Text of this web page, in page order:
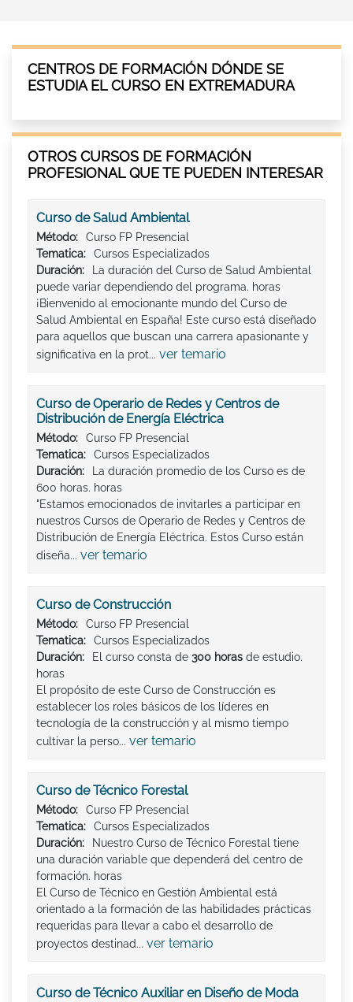
CENTROS DE FORMACIÓN DÓNDE SE
ESTUDIA EL CURSO EN EXTREMADURA
OTROS CURSOS DE FORMACIÓN
PROFESIONAL QUE TE PUEDEN INTERESAR
Curso de Salud Ambiental
Método:
Curso FP Presencial
Tematica:
Cursos Especializados
Duración:
La duración del Curso de Salud Ambiental
puede variar dependiendo del programa. horas
¡Bienvenido al emocionante mundo del Curso de
Salud Ambiental en España! Este curso está diseñado
para aquellos que buscan una carrera apasionante y
significativa en la prot... ver temario
Curso de Operario de Redes y Centros de
Distribución de Energía Eléctrica
Método:
Curso FP Presencial
Tematica:
Cursos Especializados
Duración:
La duración promedio de los Curso es de
600 horas. horas
"Estamos emocionados de invitarles a participar en
nuestros Cursos de Operario de Redes y Centros de
Distribución de Energía Eléctrica. Estos Curso están
diseña... ver temario
Curso de Construcción
Método:
Curso FP Presencial
Tematica:
Cursos Especializados
Duración:
El curso consta de 300 horas de estudio.
horas
El propósito de este Curso de Construcción es
establecer los roles básicos de los líderes en
tecnología de la construcción y al mismo tiempo
cultivar la perso... ver temario
Curso de Técnico Forestal
Método:
Curso FP Presencial
Tematica:
Cursos Especializados
Duración:
Nuestro Curso de Técnico Forestal tiene
una duración variable que dependerá del centro de
formación. horas
El Curso de Técnico en Gestión Ambiental está
orientado a la formación de las habilidades prácticas
requeridas para llevar a cabo el desarrollo de
proyectos destinad... ver temario
Curso de Técnico Auxiliar en Diseño de Moda